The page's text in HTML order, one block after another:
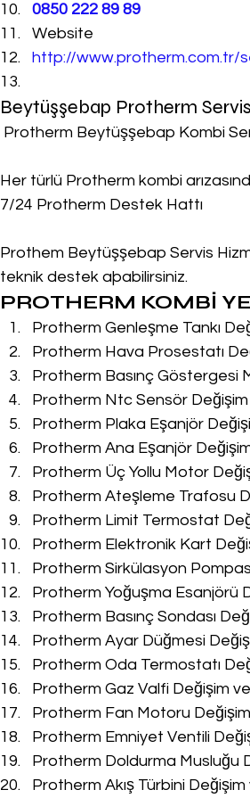
0850 222 89 89
Website
http://www.protherm.com.tr/
Beytüşşebap Protherm
Protherm Beytüşşebap Kombi
Her türlü Protherm kombi
7/24 Protherm Destek Hattı
Prothem Beytüşşebap Servis
teknik destek aþabilirsiniz.
PROTHERM KOMBİ
Protherm Genleşme Tankı
Protherm Hava Prosestatı
Protherm Basınç Göstergesi
Protherm Ntc Sensör Değişim
Protherm Plaka Eşanjör
Protherm Ana Eşanjör
Protherm Üç Yollu Motor
Protherm Ateşleme Trafosu
Protherm Limit Termostat
Protherm Elektronik Kart
Protherm Sirkülasyon
Protherm Yoğuşma Esanjörü
Protherm Basınç Sondası
Protherm Ayar Düğmesi
Protherm Oda Termostatı
Protherm Gaz Valfi Değişim
Protherm Fan Motoru Değişim
Protherm Emniyet Ventili
Protherm Doldurma Musluğu
Protherm Akış Türbini Değişim